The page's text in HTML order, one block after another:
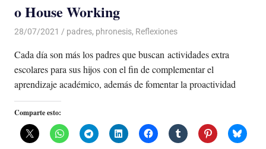
o House Working
28/07/2021 De todo un Poco
padres, phronesis, Reflexiones
Cada día son más los padres que buscan actividades extra
escolares para sus hijos con el fin de complementar el
aprendizaje académico, además de fomentar la proactividad
Comparte esto: